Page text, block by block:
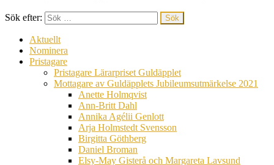
Sök efter:
Aktuellt
Nominera
Pristagare
Pristagare Lärarpriset Guldäpplet
Mottagare av Guldäpplets Jubileumsutmärkelse 2021
Anette Holmqvist
Ann-Britt Dahl
Annika Agélii Genlott
Arja Holmstedt Svensson
Birgitta Göthberg
Daniel Broman
Elsy-May Gisterå och Margareta Lavsund